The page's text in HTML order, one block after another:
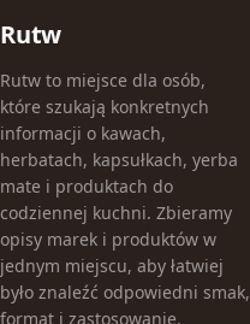
Rutw
Rutw to miejsce dla osób,
które szukają konkretnych
informacji o kawach,
herbatach, kapsułkach, yerba
mate i produktach do
codziennej kuchni. Zbieramy
opisy marek i produktów w
jednym miejscu, aby łatwiej
było znaleźć odpowiedni smak,
format i zastosowanie.